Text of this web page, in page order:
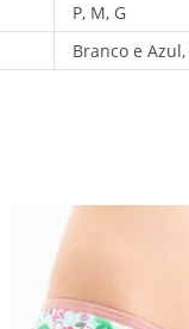
P, M, G
Branco e